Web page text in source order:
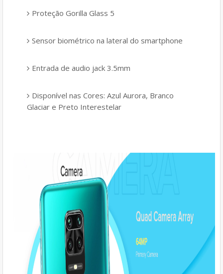
Proteção Gorilla Glass 5
Sensor biométrico na lateral do smartphone
Entrada de audio jack 3.5mm
Disponível nas Cores: Azul Aurora, Branco
Glaciar e Preto Interestelar